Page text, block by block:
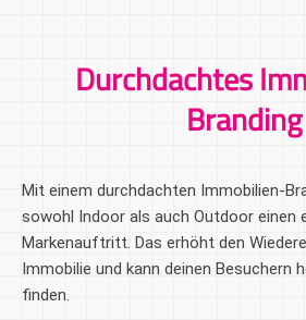
Durchdachtes
Branding
Mit einem durchdachten Immobilien-
sowohl Indoor als auch Outdoor einen
Markenauftritt. Das erhöht den
Immobilie und kann deinen Besuchern
finden.